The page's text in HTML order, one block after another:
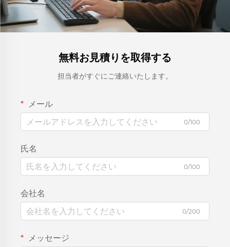
無料お見積りを取得する
担当者がすぐにご連絡いたします。
メール
0/100
氏名
0/100
会社名
0/200
メッセージ